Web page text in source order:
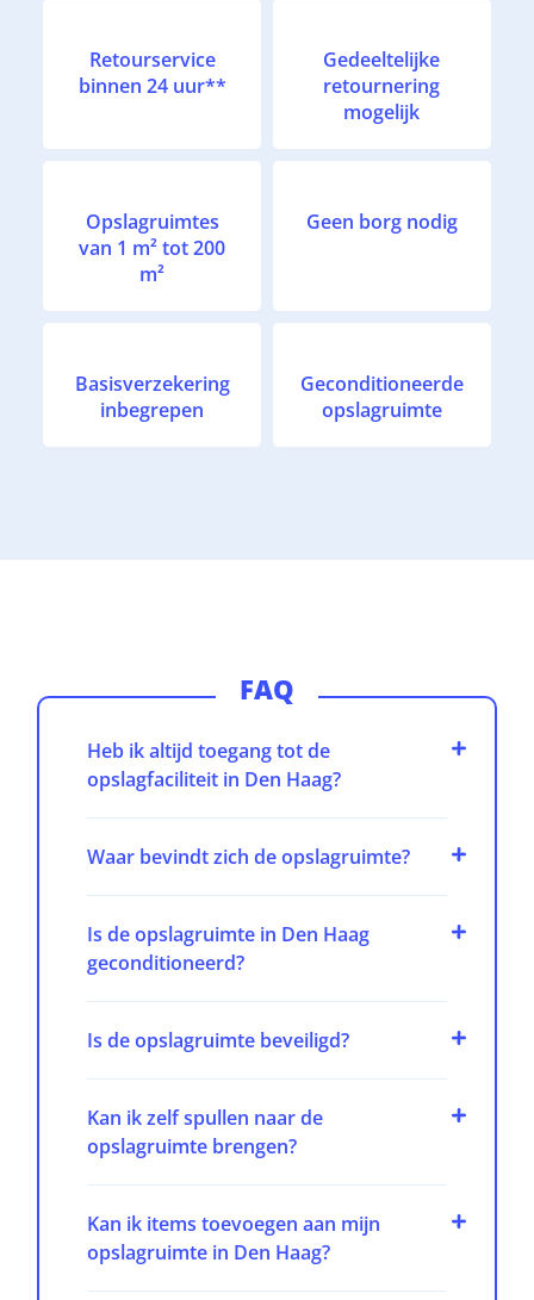
Retourservice
binnen 24 uur**
Gedeeltelijke
retournering
mogelijk
Opslagruimtes
van 1 m² tot 200
m²
Geen borg nodig
Basisverzekering
inbegrepen
Geconditioneerde
opslagruimte
FAQ
Heb ik altijd toegang tot de
opslagfaciliteit in Den Haag?
Waar bevindt zich de opslagruimte?
Is de opslagruimte in Den Haag
geconditioneerd?
Is de opslagruimte beveiligd?
Kan ik zelf spullen naar de
opslagruimte brengen?
Kan ik items toevoegen aan mijn
opslagruimte in Den Haag?